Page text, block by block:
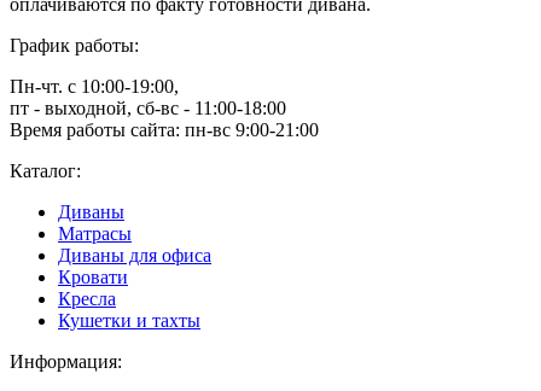
оплачиваются по факту готовности дивана.
График работы:
Пн-чт. с 10:00-19:00,
пт - выходной, сб-вс - 11:00-18:00
Время работы сайта: пн-вс 9:00-21:00
Каталог:
Диваны
Матрасы
Диваны для офиса
Кровати
Кресла
Кушетки и тахты
Информация: